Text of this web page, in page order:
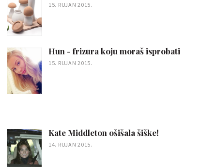
15. RUJAN 2015.
Hun - frizura koju moraš isprobati
15. RUJAN 2015.
Kate Middleton ošišala šiške!
14. RUJAN 2015.